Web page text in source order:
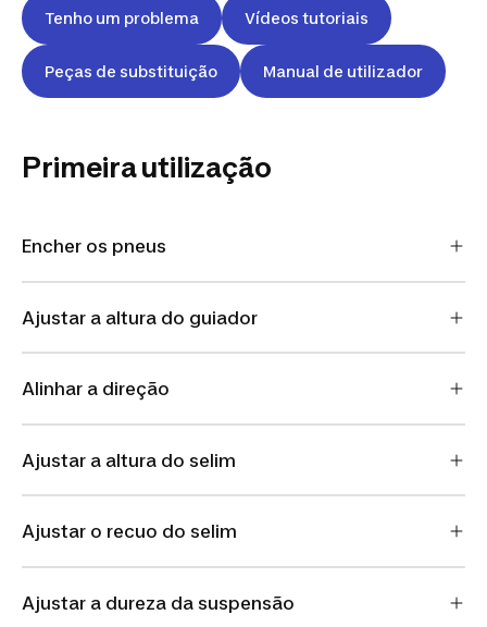
Tenho um problema Vídeos tutoriais
Peças de substituição Manual de utilizador
Primeira utilização
Encher os pneus
Ajustar a altura do guiador
Alinhar a direção
Ajustar a altura do selim
Ajustar o recuo do selim
Ajustar a dureza da suspensão